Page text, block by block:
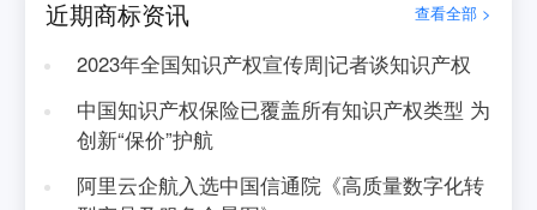
近期商标资讯 查看全部 >
2023年全国知识产权宣传周|记者谈知识产权
中国知识产权保险已覆盖所有知识产权类型 为
创新“保价”护航
阿里云企航入选中国信通院《高质量数字化转